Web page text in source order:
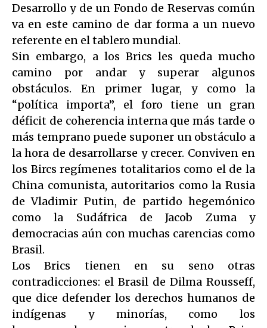
Desarrollo y de un Fondo de Reservas común
va en este camino de dar forma a un nuevo
referente en el tablero mundial.
Sin embargo, a los Brics les queda mucho
camino por andar y superar algunos
obstáculos. En primer lugar, y como la
“política importa”, el foro tiene un gran
déficit de coherencia interna que más tarde o
más temprano puede suponer un obstáculo a
la hora de desarrollarse y crecer. Conviven en
los Bircs regímenes totalitarios como el de la
China comunista, autoritarios como la Rusia
de Vladimir Putin, de partido hegemónico
como la Sudáfrica de Jacob Zuma y
democracias aún con muchas carencias como
Brasil.
Los Brics tienen en su seno otras
contradicciones: el Brasil de Dilma Rousseff,
que dice defender los derechos humanos de
indígenas y minorías, como los